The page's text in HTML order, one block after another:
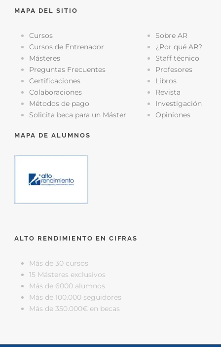
MAPA DEL SITIO
Cursos
Cursos de Entrenador
Másteres
Preguntas Frecuentes
Certificaciones
Colaboraciones
Métodos de pago
Solicita beca para un Máster
Sobre AR
¿Por qué AR?
Staff técnico
Profesores
Libros
Revista
Investigación
Opiniones
MAPA DE ALUMNOS
ALTO RENDIMIENTO EN CIFRAS
Más de 30 cursos
15 Másteres exclusivos
Más de 6000 alumnos
Más de 100.000 seguidores
Más de 350.000€ en becas